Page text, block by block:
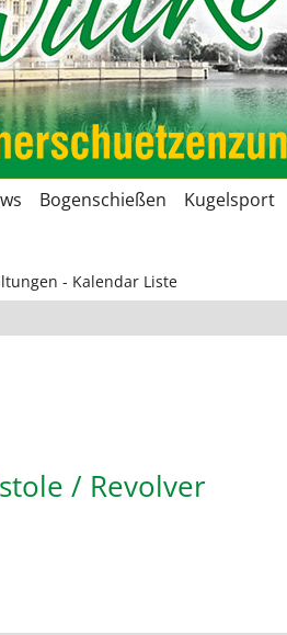
Bogenschießen Kugelsport
- Kalendar Liste
/ Revolver